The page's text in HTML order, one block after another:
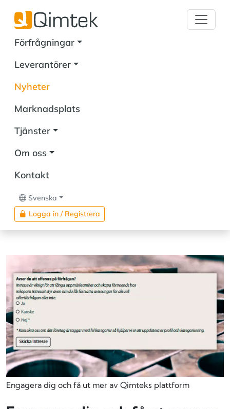
Förfrågningar
Leverantörer
Nyheter
Marknadsplats
Tjänster
Om oss
Kontakt
Svenska
Logga in / Registrera
Engagera dig och få ut mer av Qimteks plattform